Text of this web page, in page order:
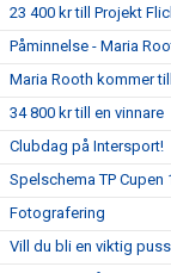
23 400 kr till Projekt
Påminnelse - Maria
Maria Rooth kommer
34 800 kr till en vinnare
Clubdag på Intersport!
Spelschema TP Cupen
Fotografering
Vill du bli en viktig